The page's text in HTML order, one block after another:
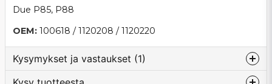
Due P85, P88
OEM: 100618 / 1120208 / 1120220
Kysymykset ja vastaukset (1)